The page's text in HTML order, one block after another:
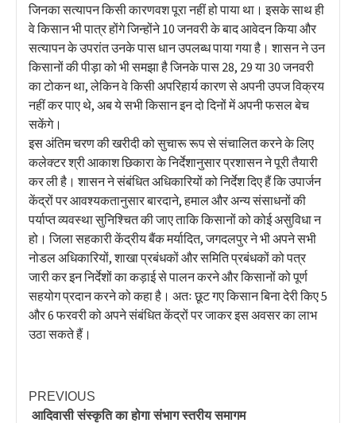
जिनका सत्यापन किसी कारणवश पूरा नहीं हो पाया था। इसके साथ ही
वे किसान भी पात्र होंगे जिन्होंने 10 जनवरी के बाद आवेदन किया और
सत्यापन के उपरांत उनके पास धान उपलब्ध पाया गया है। शासन ने उन
किसानों की पीड़ा को भी समझा है जिनके पास 28, 29 या 30 जनवरी
का टोकन था, लेकिन वे किसी अपरिहार्य कारण से अपनी उपज विक्रय
नहीं कर पाए थे, अब ये सभी किसान इन दो दिनों में अपनी फसल बेच
सकेंगे।
इस अंतिम चरण की खरीदी को सुचारू रूप से संचालित करने के लिए
कलेक्टर श्री आकाश छिकारा के निर्देशानुसार प्रशासन ने पूरी तैयारी
कर ली है। शासन ने संबंधित अधिकारियों को निर्देश दिए हैं कि उपार्जन
केंद्रों पर आवश्यकतानुसार बारदाने, हमाल और अन्य संसाधनों की
पर्याप्त व्यवस्था सुनिश्चित की जाए ताकि किसानों को कोई असुविधा न
हो। जिला सहकारी केंद्रीय बैंक मर्यादित, जगदलपुर ने भी अपने सभी
नोडल अधिकारियों, शाखा प्रबंधकों और समिति प्रबंधकों को पत्र
जारी कर इन निर्देशों का कड़ाई से पालन करने और किसानों को पूर्ण
सहयोग प्रदान करने को कहा है। अतः छूट गए किसान बिना देरी किए 5
और 6 फरवरी को अपने संबंधित केंद्रों पर जाकर इस अवसर का लाभ
उठा सकते हैं।
PREVIOUS
आदिवासी संस्कृति का होगा संभाग स्तरीय समागम